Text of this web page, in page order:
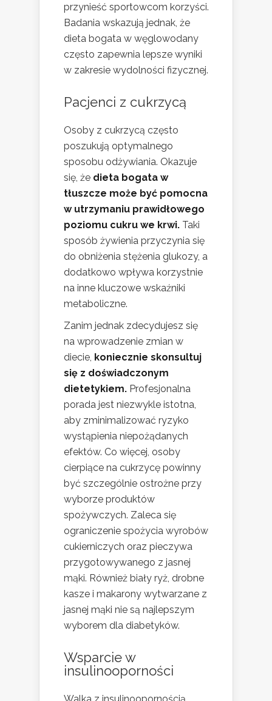
przynieść sportowcom korzyści.
Badania wskazują jednak, że
dieta bogata w węglowodany
często zapewnia lepsze wyniki
w zakresie wydolności fizycznej.
Pacjenci z cukrzycą
Osoby z cukrzycą często
poszukują optymalnego
sposobu odżywiania. Okazuje
się, że dieta bogata w
tłuszcze może być pomocna
w utrzymaniu prawidłowego
poziomu cukru we krwi. Taki
sposób żywienia przyczynia się
do obniżenia stężenia glukozy, a
dodatkowo wpływa korzystnie
na inne kluczowe wskaźniki
metaboliczne.
Zanim jednak zdecydujesz się
na wprowadzenie zmian w
diecie, koniecznie skonsultuj
się z doświadczonym
dietetykiem. Profesjonalna
porada jest niezwykle istotna,
aby zminimalizować ryzyko
wystąpienia niepożądanych
efektów. Co więcej, osoby
cierpiące na cukrzycę powinny
być szczególnie ostrożne przy
wyborze produktów
spożywczych. Zaleca się
ograniczenie spożycia wyrobów
cukierniczych oraz pieczywa
przygotowywanego z jasnej
mąki. Również biały ryż, drobne
kasze i makarony wytwarzane z
jasnej mąki nie są najlepszym
wyborem dla diabetyków.
Wsparcie w
insulinooporności